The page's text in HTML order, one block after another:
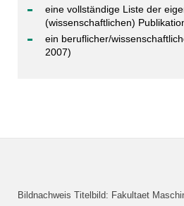
eine vollständige Liste der
(wissenschaftlichen)
ein beruflicher/
2007)
Bildnachweis Titelbild: Fakultaet